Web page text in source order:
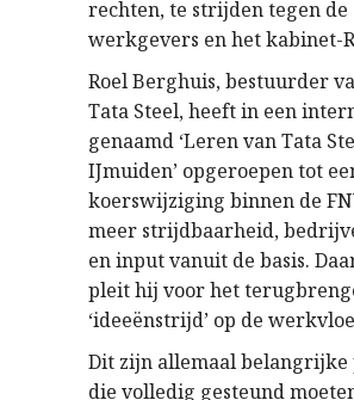
rechten, te strijden tegen de
werkgevers en het kabinet-
Roel Berghuis, bestuurder
Tata Steel, heeft in een
genaamd ‘Leren van Tata
IJmuiden’ opgeroepen tot
koerswijziging binnen de
meer strijdbaarheid,
en input vanuit de basis.
pleit hij voor het
‘ideeënstrijd’ op de
Dit zijn allemaal belangrijke
die volledig gesteund